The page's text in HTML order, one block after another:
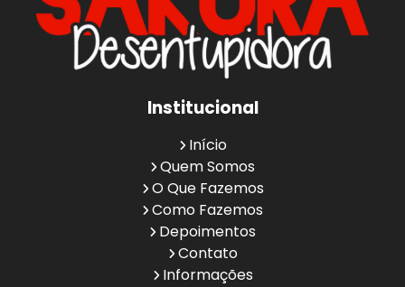
Institucional
Início
Quem Somos
O Que Fazemos
Como Fazemos
Depoimentos
Contato
Informações